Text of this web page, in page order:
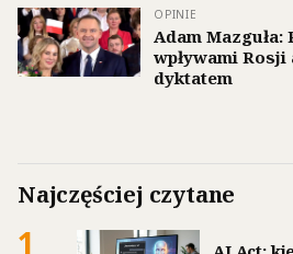
OPINIE
Adam
wpływami
dyktatem
Najczęściej czytane
1